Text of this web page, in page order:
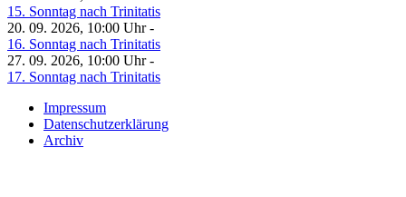
15. Sonntag nach Trinitatis
20. 09. 2026, 10:00 Uhr -
16. Sonntag nach Trinitatis
27. 09. 2026, 10:00 Uhr -
17. Sonntag nach Trinitatis
Impressum
Datenschutzerklärung
Archiv